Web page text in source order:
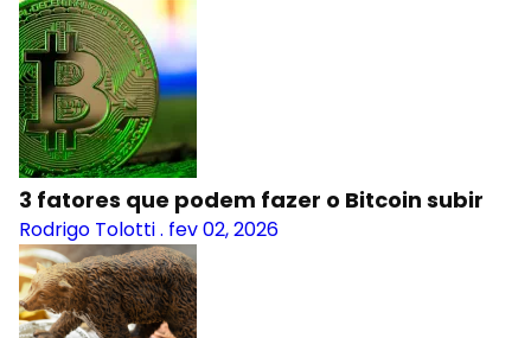
3 fatores que podem fazer o Bitcoin subir
Rodrigo Tolotti. fev 02, 2026